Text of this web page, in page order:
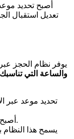
أصبح تحديد
تعديل استقبال
يوفر نظام الحجز عبر
والساعة التي تناسبك
تحديد موعد عبر
أصبح تحديد المواعيد عبر الإنترنت إلزاميًا الآن.
يسمح هذا